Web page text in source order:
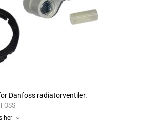
Danfoss radiatorventiler.
her